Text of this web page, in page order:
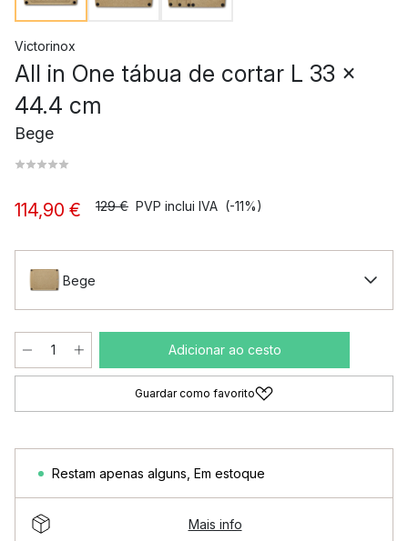
Victorinox
All in One tábua de cortar L 33 x
44.4 cm
Bege
114,90 € 129 € PVP inclui IVA (-11%)
Bege
Adicionar ao cesto
Guardar como favorito
Restam apenas alguns Em estoque
Mais info